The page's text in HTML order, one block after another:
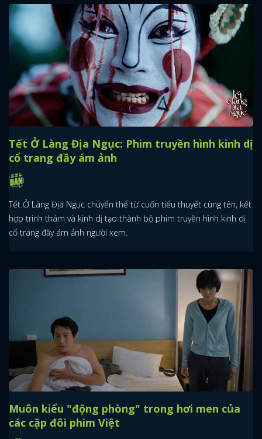
Tết Ở Làng Địa Ngục: Phim truyền hình kinh dị
cổ trang đầy ám ảnh
Tết Ở Làng Địa Ngục chuyển thể từ cuốn tiểu thuyết cùng tên, kết
hợp trinh thám và kinh dị tạo thành bộ phim truyền hình kinh dị
cổ trang đầy ám ảnh người xem.
Muôn kiểu "động phòng" trong hơi men của
các cặp đôi phim Việt